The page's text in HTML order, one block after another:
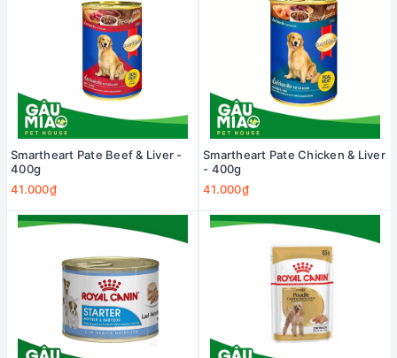
Smartheart Pate Beef & Liver -
400g
41.000₫
Smartheart Pate Chicken & Liver
- 400g
41.000₫